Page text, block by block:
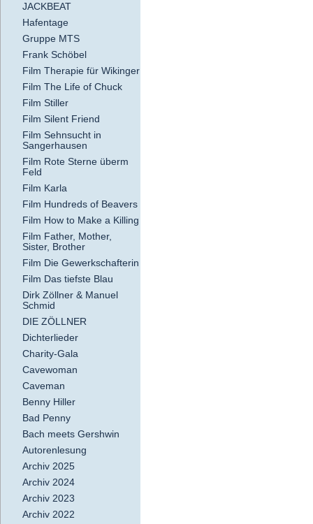
JACKBEAT
Hafentage
Gruppe MTS
Frank Schöbel
Film Therapie für Wikinger
Film The Life of Chuck
Film Stiller
Film Silent Friend
Film Sehnsucht in
Sangerhausen
Film Rote Sterne überm
Feld
Film Karla
Film Hundreds of Beavers
Film How to Make a Killing
Film Father, Mother,
Sister, Brother
Film Die Gewerkschafterin
Film Das tiefste Blau
Dirk Zöllner & Manuel
Schmid
DIE ZÖLLNER
Dichterlieder
Charity-Gala
Cavewoman
Caveman
Benny Hiller
Bad Penny
Bach meets Gershwin
Autorenlesung
Archiv 2025
Archiv 2024
Archiv 2023
Archiv 2022